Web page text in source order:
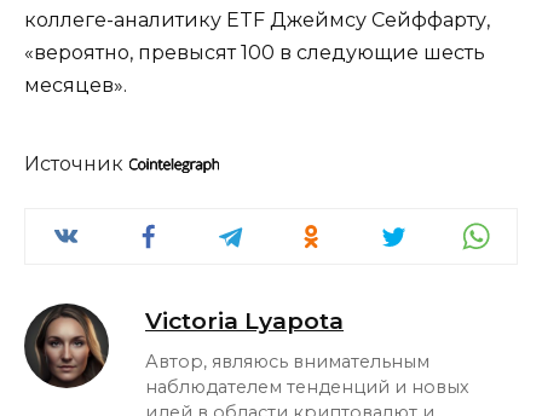
коллеге-аналитику ETF Джеймсу Сейффарту,
«вероятно, превысят 100 в следующие шесть
месяцев».
Источник
Victoria Lyapota
Автор, являюсь внимательным
наблюдателем тенденций и новых